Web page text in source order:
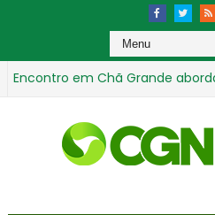
em Chã Grande aborda